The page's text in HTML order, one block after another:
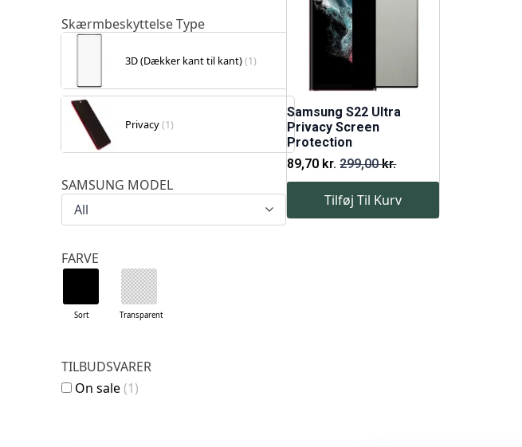
Skærmbeskyttelse Type
3D (Dækker kant til kant)(1)
Privacy(1)
SAMSUNG MODEL
All
FARVE
Sort Transparent
TILBUDSVARER
On sale(1)
Samsung S22 Ultra
Privacy Screen
Protection
299,00kr.
Den
oprindelige
pris
var:
89,70 kr.
Den
aktuelle
pris
er:
Tilføj Til Kurv